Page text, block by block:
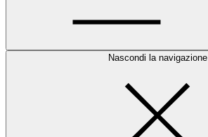
Nascondi la navigazione